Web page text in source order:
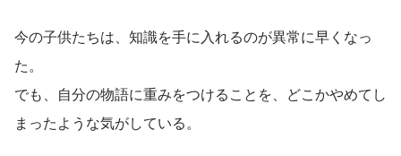
今の子供たちは、知識を手に入れるのが異常に早くなっ
た。
でも、自分の物語に重みをつけることを、どこかやめてし
まったような気がしている。